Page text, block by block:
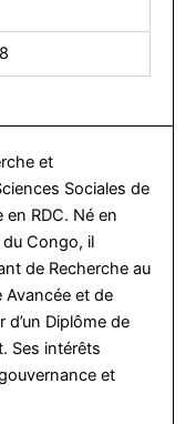
et
Sociales de
en RDC. Né en
du Congo, il
de Recherche au
Avancée et de
d’un Diplôme de
Ses intérêts
et